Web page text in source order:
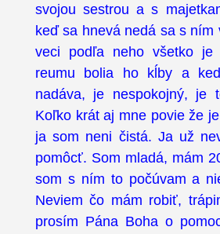
svojou sestrou a s
keď sa hnevá nedá sa s
veci podľa neho všetko
reumu bolia ho kĺby a
nadáva, je nespokojný, je
Koľko krát aj mne povie že
ja som neni čistá. Ja už
pomôcť. Som mladá, mám
som s ním to počúvam a
Neviem čo mám robiť,
prosím Pána Boha o